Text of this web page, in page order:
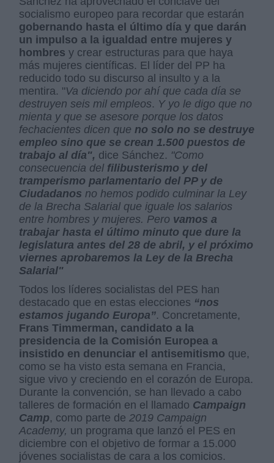
socialismo europeo para recordar que estarán
gobernando hasta el último día y que darán
un impulso a la igualdad entre mujeres y
hombres y crear estructuras para que haya
más mujeres científicas. El líder del PP ha
reducido todo su discurso al insulto y a la
mentira. "Va diciendo por ahí que cada día se
destruyen seis mil empleos. Y yo le digo que no
mienta y que se asesore porque los datos
fechacientes dicen que no solo no se destruye
empleo sino que se crean 1.500 puestos de
trabajo al día", dice Sánchez. "Como
consecuencia del filibusterismo y del
tramperismo parlamentario del PP y de
Ciudadanos no hemos podido culminar la Ley
de la Brecha Salarial que iguale los salarios
entre hombres y mujeres. Pero vamos a
trabajar hasta el último minuto que dure la
legislatura antes del 28 de abril, y el próximo
viernes aprobaremos la Ley de la Brecha
Salarial"
Todos los líderes socialistas del PES han
destacado que en estas elecciones “nos
estamos jugando Europa”. Concretamente,
Frans Timmerman, candidato a la
presidencia de la Comisión Europea a
insistido en denunciar el antisemitismo que,
como se ha visto esta semana en Francia,
sigue vivo y creciendo en el corazón de Europa.
Durante la convención, se han llevado a cabo
talleres de formación en el llamado Campaign
Camp, como parte de2019 Campaign
Academy, un programa que lanzó el PES en
diciembre con el objetivo de formar a 15.000
jóvenes socialistas de cara a los comicios.